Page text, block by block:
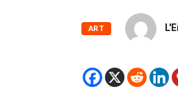
ART